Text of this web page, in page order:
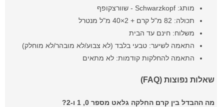
מותג: Schwarzkopf - שוורצקופף
תכולה: 82 מ"ל קרם + 2×40 מ"ל מנטרל
משלוח: חינם עד הבית
התאמה לשיער: טבעי בלבד (לא צבוע/לא מובהר/לא מוחלק)
התאמה להחלקות קודמות: לא מתאים
שאלות נפוצות (FAQ)
מה ההבדל בין קרם החלקה גלאט מספר 0, 1 ו-2?